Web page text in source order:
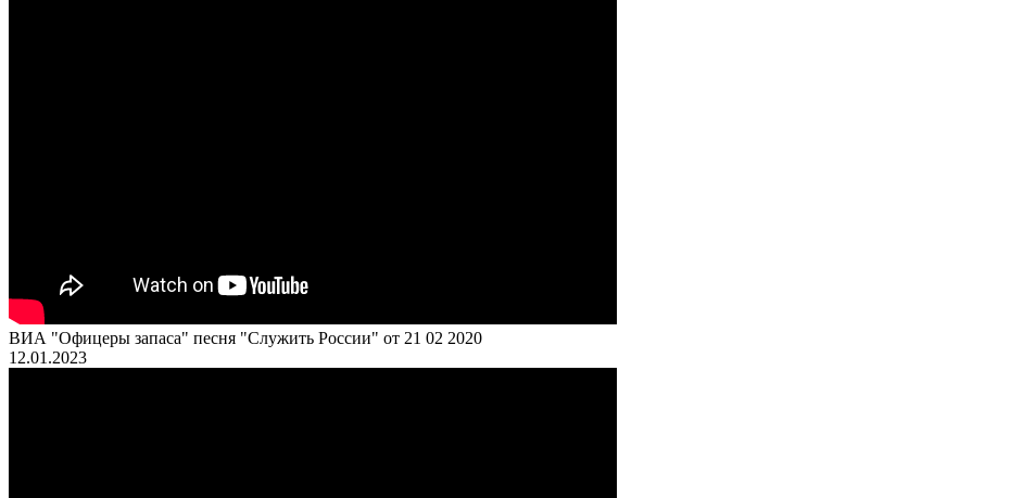
ВИА "Офицеры запаса" песня "Служить России" от 21 02 2020
12.01.2023